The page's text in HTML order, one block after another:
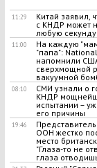
11:29
Китай заявил,
с КНДР может
любую секунду
11:00
На каждую
"папа":
напомнили
сверхмощной
вакуумной
08:10
СМИ узнали о
КНДР
испытании –
его причины
19:46
ООН жестко
место
"Глаза-то не
глаза